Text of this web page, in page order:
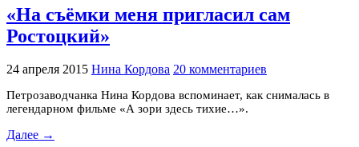
«На съёмки меня пригласил сам
Ростоцкий»
24 апреля 2015 Нина Кордова 20 комментариев
Петрозаводчанка Нина Кордова вспоминает, как снималась в
легендарном фильме «А зори здесь тихие…».
Далее →